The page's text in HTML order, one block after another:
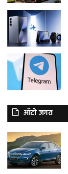
ऑटो जगत